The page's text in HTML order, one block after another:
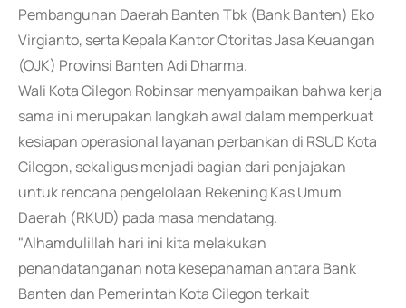
Pembangunan Daerah Banten Tbk (Bank Banten) Eko
Virgianto, serta Kepala Kantor Otoritas Jasa Keuangan
(OJK) Provinsi Banten Adi Dharma.
Wali Kota Cilegon Robinsar menyampaikan bahwa kerja
sama ini merupakan langkah awal dalam memperkuat
kesiapan operasional layanan perbankan di RSUD Kota
Cilegon, sekaligus menjadi bagian dari penjajakan
untuk rencana pengelolaan Rekening Kas Umum
Daerah (RKUD) pada masa mendatang.
"Alhamdulillah hari ini kita melakukan
penandatanganan nota kesepahaman antara Bank
Banten dan Pemerintah Kota Cilegon terkait